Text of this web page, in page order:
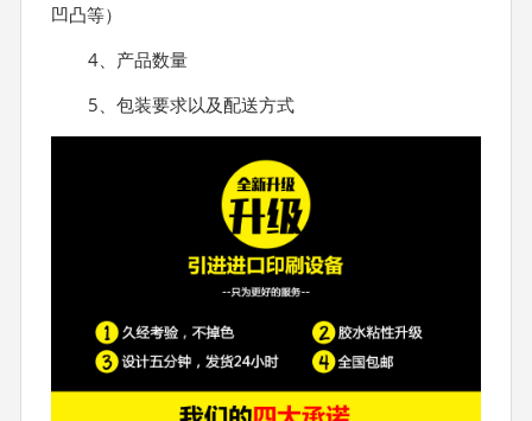
凹凸等）
4、产品数量
5、包装要求以及配送方式